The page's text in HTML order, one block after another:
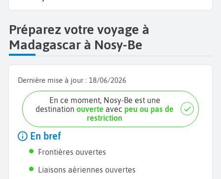
Préparez votre voyage à
Madagascar à Nosy-Be
Dernière mise à jour : 18/06/2026
En ce moment, Nosy-Be est une
destinationouverte avec peu ou pas de
restriction
En bref
Frontières ouvertes
Liaisons aériennes ouvertes